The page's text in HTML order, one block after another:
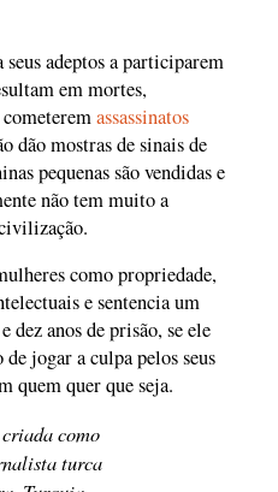
adeptos a participarem
em mortes,
assassinatos
dão mostras de sinais de
pequenas são vendidas e
não tem muito a
como propriedade,
e sentencia um
dez anos de prisão, se ele
jogar a culpa pelos seus
quem quer que seja.
como
turca